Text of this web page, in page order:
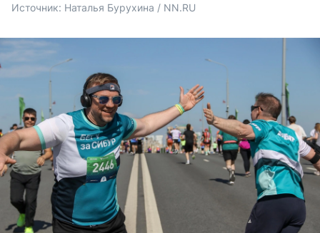
Источник: Наталья Бурухина / NN.RU